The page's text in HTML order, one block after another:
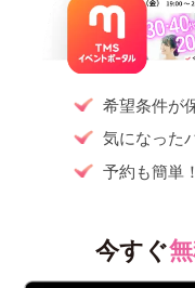
希望条件が
気になった
予約も簡単
今すぐ